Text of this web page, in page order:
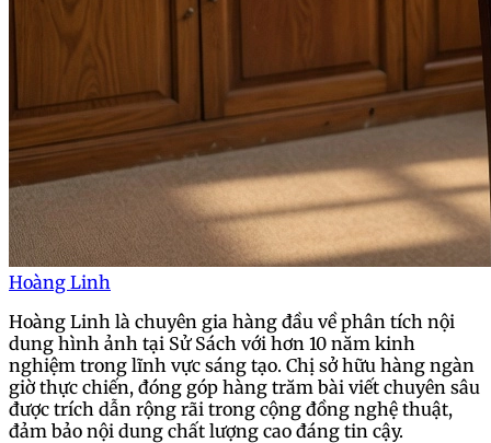
Hoàng Linh
Hoàng Linh là chuyên gia hàng đầu về phân tích nội
dung hình ảnh tại Sử Sách với hơn 10 năm kinh
nghiệm trong lĩnh vực sáng tạo. Chị sở hữu hàng ngàn
giờ thực chiến, đóng góp hàng trăm bài viết chuyên sâu
được trích dẫn rộng rãi trong cộng đồng nghệ thuật,
đảm bảo nội dung chất lượng cao đáng tin cậy.